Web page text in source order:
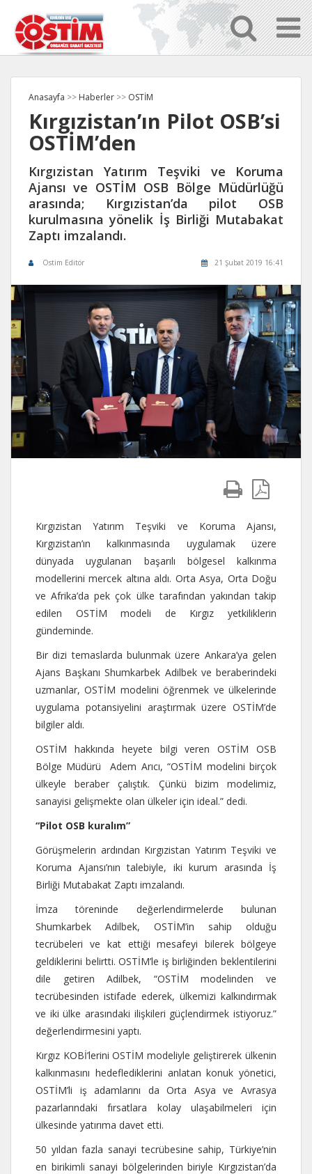
Anasayfa >> Haberler >> OSTİM
Kırgızistan’ın Pilot OSB’si
OSTİM’den
Kırgızistan Yatırım Teşviki ve Koruma
Ajansı ve OSTİM OSB Bölge Müdürlüğü
arasında; Kırgızistan’da pilot OSB
kurulmasına yönelik İş Birliği Mutabakat
Zaptı imzalandı.
Ostim Editör 21 Şubat 2019 16:41
Kırgızistan Yatırım Teşviki ve Koruma Ajansı,
Kırgızistan’ın kalkınmasında uygulamak üzere
dünyada uygulanan başarılı bölgesel kalkınma
modellerini mercek altına aldı. Orta Asya, Orta Doğu
ve Afrika’da pek çok ülke tarafından yakından takip
edilen OSTİM modeli de Kırgız yetkiliklerin
gündeminde.
Bir dizi temaslarda bulunmak üzere Ankara’ya gelen
Ajans Başkanı Shumkarbek Adilbek ve beraberindeki
uzmanlar, OSTİM modelini öğrenmek ve ülkelerinde
uygulama potansiyelini araştırmak üzere OSTİM’de
bilgiler aldı.
OSTİM hakkında heyete bilgi veren OSTİM OSB
Bölge Müdürü Adem Arıcı, “OSTİM modelini birçok
ülkeyle beraber çalıştık. Çünkü bizim modelimiz,
sanayisi gelişmekte olan ülkeler için ideal.” dedi.
“Pilot OSB kuralım”
Görüşmelerin ardından Kırgızistan Yatırım Teşviki ve
Koruma Ajansı’nın talebiyle, iki kurum arasında İş
Birliği Mutabakat Zaptı imzalandı.
İmza töreninde değerlendirmelerde bulunan
Shumkarbek Adilbek, OSTİM’in sahip olduğu
tecrübeleri ve kat ettiği mesafeyi bilerek bölgeye
geldiklerini belirtti. OSTİM’le iş birliğinden beklentilerini
dile getiren Adilbek, “OSTİM modelinden ve
tecrübesinden istifade ederek, ülkemizi kalkındırmak
ve iki ülke arasındaki ilişkileri güçlendirmek istiyoruz.”
değerlendirmesini yaptı.
Kırgız KOBİ’lerini OSTİM modeliyle geliştirerek ülkenin
kalkınmasını hedeflediklerini anlatan konuk yönetici,
OSTİM’li iş adamlarını da Orta Asya ve Avrasya
pazarlarındaki fırsatlara kolay ulaşabilmeleri için
ülkesinde yatırıma davet etti.
50 yıldan fazla sanayi tecrübesine sahip, Türkiye’nin
en birikimli sanayi bölgelerinden biriyle Kırgızistan’da